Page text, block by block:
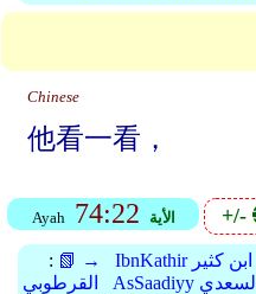
Chinese
他看一看，
Ayah 74:22 الأية +/-
: 📗 → IbnKathir ابن كثير
القرطوبي
AsSaadiyy السعدي